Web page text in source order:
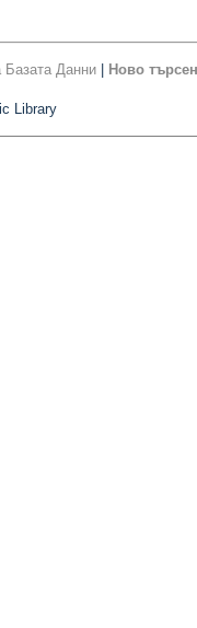
Базата Данни Ново
Library